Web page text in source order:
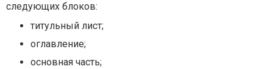
следующих блоков:
титульный лист;
оглавление;
основная часть;